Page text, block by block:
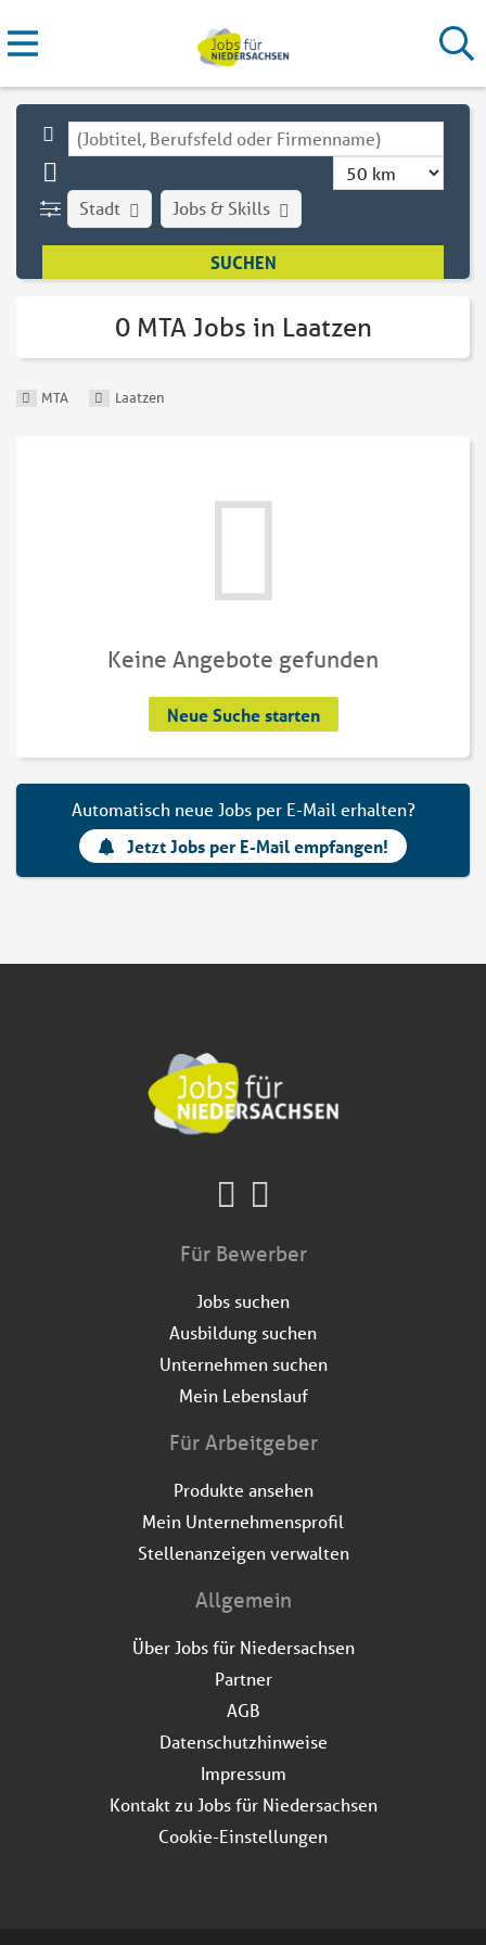
Stadt Jobs & Skills
0 MTA Jobs in Laatzen
MTA Laatzen
Keine Angebote gefunden
Neue Suche starten
Automatisch neue Jobs per E-Mail erhalten?
Jetzt Jobs per E-Mail empfangen!
Für Bewerber
Jobs suchen
Ausbildung suchen
Unternehmen suchen
Mein Lebenslauf
Für Arbeitgeber
Produkte ansehen
Mein Unternehmensprofil
Stellenanzeigen verwalten
Allgemein
Über Jobs für Niedersachsen
Partner
AGB
Datenschutzhinweise
Impressum
Kontakt zu Jobs für Niedersachsen
Cookie-Einstellungen